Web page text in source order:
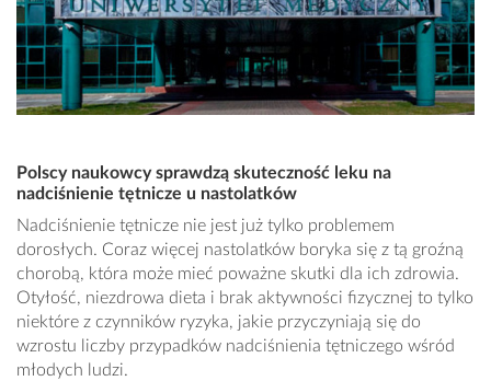
Polscy naukowcy sprawdzą skuteczność leku na
nadciśnienie tętnicze u nastolatków
Nadciśnienie tętnicze nie jest już tylko problemem
dorosłych. Coraz więcej nastolatków boryka się z tą groźną
chorobą, która może mieć poważne skutki dla ich zdrowia.
Otyłość, niezdrowa dieta i brak aktywności fizycznej to tylko
niektóre z czynników ryzyka, jakie przyczyniają się do
wzrostu liczby przypadków nadciśnienia tętniczego wśród
młodych ludzi.